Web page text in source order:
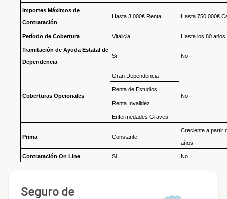
Importes Máximos de
Contratación
Hasta 3.000€ Renta Hasta 750.000€
Período de Cobertura Vitalicia Hasta los 80 años
Tramitación de Ayuda Estatal de
Dependencia
Si No
Coberturas Opcionales
Gran Dependencia
No
Renta de Estudios
Renta Invalidez
Enfermedades Graves
Prima Constante
Creciente a partir
años
Contratación On Line Si No
Seguro de